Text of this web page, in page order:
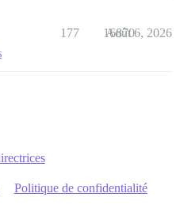
177 16870
Août 6, 2026
Politique de confidentialité